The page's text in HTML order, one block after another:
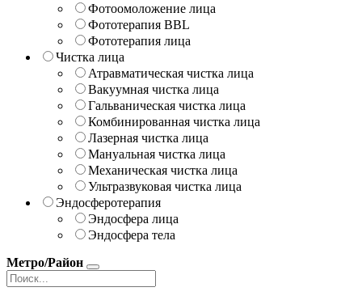
Фотоомоложение лица
Фототерапия BBL
Фототерапия лица
Чистка лица
Атравматическая чистка лица
Вакуумная чистка лица
Гальваническая чистка лица
Комбинированная чистка лица
Лазерная чистка лица
Мануальная чистка лица
Механическая чистка лица
Ультразвуковая чистка лица
Эндосферотерапия
Эндосфера лица
Эндосфера тела
Метро/Район